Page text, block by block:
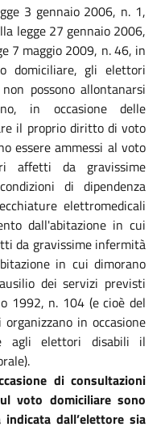
3 gennaio 2006, n. 1,
legge 27 gennaio 2006,
7 maggio 2009, n. 46, in
domiciliare, gli elettori
possono allontanarsi
in occasione delle
il proprio diritto di voto
essere ammessi al voto
affetti da gravissime
di dipendenza
elettromedicali
dall'abitazione in cui
da gravissime infermità
in cui dimorano
dei servizi previsti
1992, n. 104 (e cioè del
in occasione
agli elettori disabili il
di consultazioni
voto domiciliare sono
dall’elettore sia